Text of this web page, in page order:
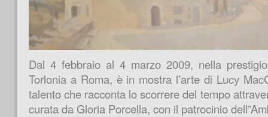
Dal 4 febbraio al 4 marzo 2009, nella
Torlonia a Roma, è in mostra l’arte di Lucy
talento che racconta lo scorrere del tempo
curata da Gloria Porcella, con il patrocinio